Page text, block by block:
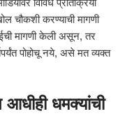
विविध प्रतिक्रिया
चौकशी करण्याची मागणी
मागणी केली असून, तर
पोहोचू नये, असे मत व्यक्त
आधीही धमक्यांची